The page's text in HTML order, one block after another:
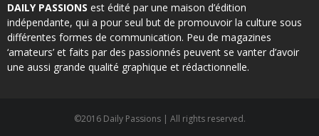
DAILY PASSIONS est édité par une maison d’édition
indépendante, qui a pour seul but de promouvoir la culture sous
différentes formes de communication. Peu de magazines
‘amateurs’ et faits par des passionnés peuvent se vanter d’avoir
une aussi grande qualité graphique et rédactionnelle.
©2016 Daily Passions | All rights reserved.